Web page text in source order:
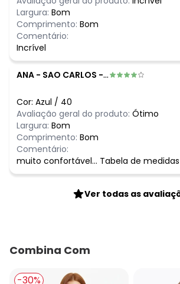
Largura: Bom
Comprimento: Bom
Comentário:
Incrível
ANA - SAO CARLOS - SP
Cor: Azul / 40
Avaliação geral do produto: Ótimo
Largura: Bom
Comprimento: Bom
Comentário:
muito confortável... Tabela de
Ver todas as
Combina Com
-30%